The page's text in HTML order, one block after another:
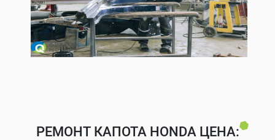
РЕМОНТ КАПОТА HONDA ЦЕНА: